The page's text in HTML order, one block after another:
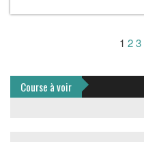
1 23
Course à voir